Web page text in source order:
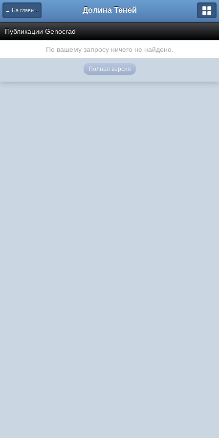
← На главную Долина Теней
Публикации Genocrad
По вашему запросу ничего не найдено.
Полная версия